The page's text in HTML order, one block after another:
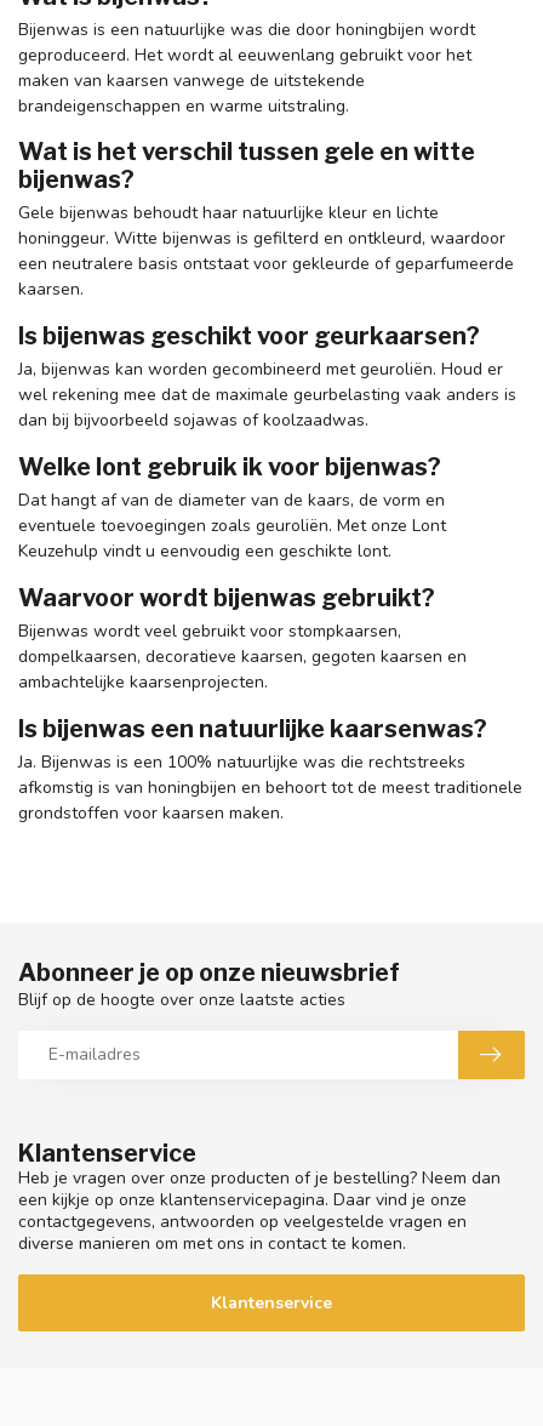
Bijenwas is een natuurlijke was die door honingbijen wordt
geproduceerd. Het wordt al eeuwenlang gebruikt voor het
maken van kaarsen vanwege de uitstekende
brandeigenschappen en warme uitstraling.
Wat is het verschil tussen gele en witte
bijenwas?
Gele bijenwas behoudt haar natuurlijke kleur en lichte
honinggeur. Witte bijenwas is gefilterd en ontkleurd, waardoor
een neutralere basis ontstaat voor gekleurde of geparfumeerde
kaarsen.
Is bijenwas geschikt voor geurkaarsen?
Ja, bijenwas kan worden gecombineerd met geuroliën. Houd er
wel rekening mee dat de maximale geurbelasting vaak anders is
dan bij bijvoorbeeld sojawas of koolzaadwas.
Welke lont gebruik ik voor bijenwas?
Dat hangt af van de diameter van de kaars, de vorm en
eventuele toevoegingen zoals geuroliën. Met onze Lont
Keuzehulp vindt u eenvoudig een geschikte lont.
Waarvoor wordt bijenwas gebruikt?
Bijenwas wordt veel gebruikt voor stompkaarsen,
dompelkaarsen, decoratieve kaarsen, gegoten kaarsen en
ambachtelijke kaarsenprojecten.
Is bijenwas een natuurlijke kaarsenwas?
Ja. Bijenwas is een 100% natuurlijke was die rechtstreeks
afkomstig is van honingbijen en behoort tot de meest traditionele
grondstoffen voor kaarsen maken.
Klantenservice
Heb je vragen over onze producten of je bestelling? Neem dan
een kijkje op onze klantenservicepagina. Daar vind je onze
contactgegevens, antwoorden op veelgestelde vragen en
diverse manieren om met ons in contact te komen.
Klantenservice
Abonneer je op onze nieuwsbrief
Blijf op de hoogte over onze laatste acties